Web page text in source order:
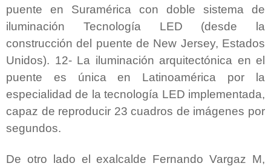
puente en Suramérica con doble sistema de
iluminación Tecnología LED (desde la
construcción del puente de New Jersey, Estados
Unidos). 12- La iluminación arquitectónica en el
puente es única en Latinoamérica por la
especialidad de la tecnología LED implementada,
capaz de reproducir 23 cuadros de imágenes por
segundos.
De otro lado el exalcalde Fernando Vargaz M,